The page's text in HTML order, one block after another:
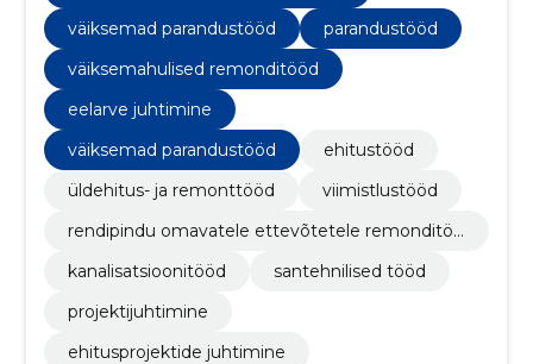
väiksemad parandustööd
parandustööd
väiksemahulised remonditööd
eelarve juhtimine
väiksemad parandustööd
ehitustööd
üldehitus- ja remonttööd
viimistlustööd
rendipindu omavatele ettevõtetele remonditöö
kanalisatsioonitööd
santehnilised tööd
projektijuhtimine
ehitusprojektide juhtimine